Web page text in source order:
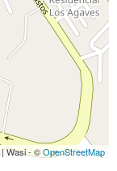
| Wasi - ©OpenStreetMap